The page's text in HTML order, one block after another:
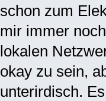
schon zum
mir immer
lokalen
okay zu sein,
unterirdisch.